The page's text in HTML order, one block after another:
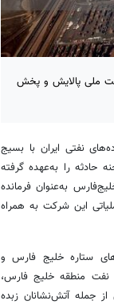
ملی پالایش و پخش
نفتی ایران با بسیج
حادثه را به‌عهده گرفته
به‌عنوان فرمانده
این شرکت به همراه
ستاره خلیج فارس و
نفت منطقه خلیج فارس،
جمله آتش‌نشانان زبده